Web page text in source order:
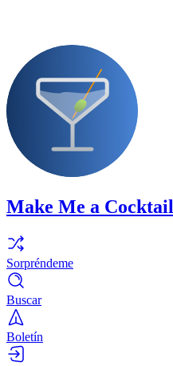
Make Me a Cocktail
Sorpréndeme
Buscar
Boletín